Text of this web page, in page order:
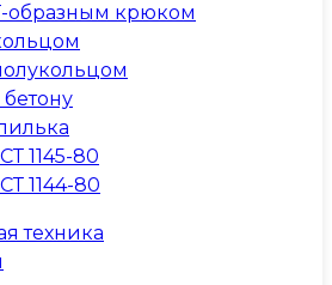
образным крюком
1145-80
1144-80
техника